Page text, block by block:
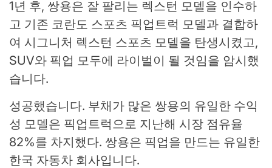
1년 후, 쌍용은 잘 팔리는 렉스턴 모델을 인수하
고 기존 코란도 스포츠 픽업트럭 모델과 결합하
여 시그니처 렉스턴 스포츠 모델을 탄생시켰고,
SUV와 픽업 모두에 라이벌이 될 것임을 암시했
습니다.
성공했습니다. 부채가 많은 쌍용의 유일한 수익
성 모델은 픽업트럭으로 지난해 시장 점유율
82%를 차지했다. 쌍용은 픽업을 만드는 유일한
한국 자동차 회사입니다.